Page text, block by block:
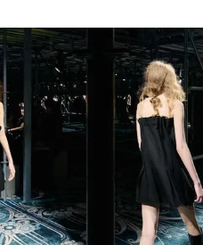
均令人拍案叫絕，絕非供
個最讓你食指大動的案例